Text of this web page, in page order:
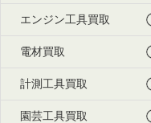
エンジン工具買取
電材買取
計測工具買取
園芸工具買取